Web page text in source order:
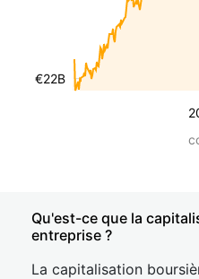
€22B
Qu'est-ce que la
entreprise ?
La capitalisation